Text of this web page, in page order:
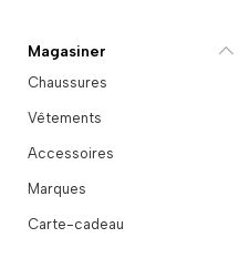
Magasiner
Chaussures
Vêtements
Accessoires
Marques
Carte-cadeau